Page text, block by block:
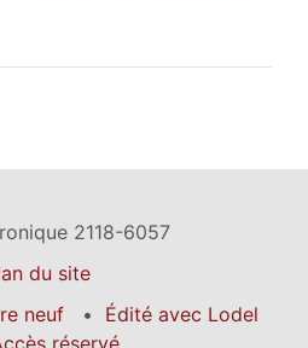
2118-6057
du site
neuf
Édité avec Lodel